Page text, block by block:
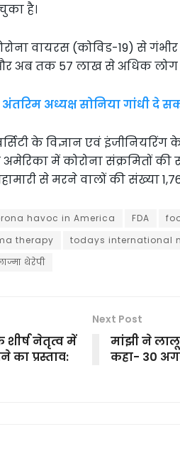
है।
वायरस (कोविड-19) से
अब तक 57 लाख से अधिक लोग
अध्यक्ष सोनिया गांधी दे
के विज्ञान एवं
में कोरोना संक्रमितों की
से मरने वालों की संख्या
havoc in America FDA
therapy todays international
थेरेपी
शीर्ष नेतृत्व में
का प्रस्ताव:
Next Post
मांझी ने
कहा- 30